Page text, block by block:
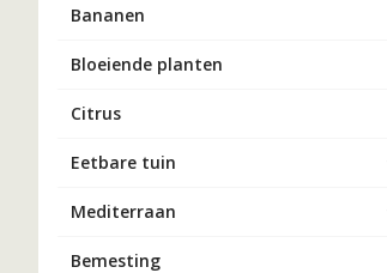
Bananen
Bloeiende planten
Citrus
Eetbare tuin
Mediterraan
Bemesting